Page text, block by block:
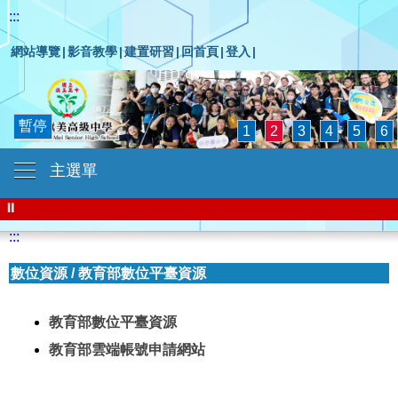
:::
網站導覽|影音教學|建置研習|回首頁|登入 |
暫停 1 2 3 4 5 6
主選單
⏸
:::
數位資源 /教育部數位平臺資源
教育部數位平臺資源
教育部雲端帳號申請網站